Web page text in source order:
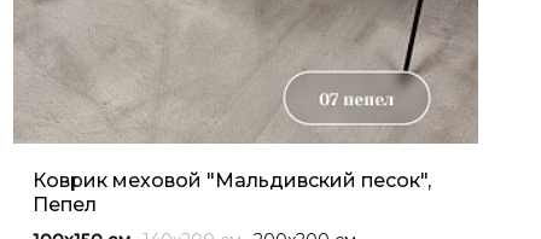
Коврик меховой "Мальдивский песок",
Пепел